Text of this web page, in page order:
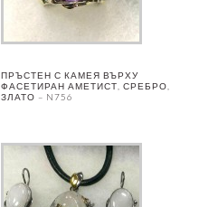
ПРЪСТЕН С КАМЕЯ ВЪРХУ
ФАСЕТИРАН АМЕТИСТ, СРЕБРО,
ЗЛАТО – N756